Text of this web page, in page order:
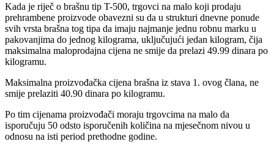
Kada je riječ o brašnu tip T-500, trgovci na malo koji prodaju
prehrambene proizvode obavezni su da u strukturi dnevne ponude
svih vrsta brašna tog tipa da imaju najmanje jednu robnu marku u
pakovanjima do jednog kilograma, uključujući jedan kilogram, čija
maksimalna maloprodajna cijena ne smije da prelazi 49.99 dinara po
kilogramu.
Maksimalna proizvođačka cijena brašna iz stava 1. ovog člana, ne
smije prelaziti 40.90 dinara po kilogramu.
Po tim cijenama proizvođači moraju trgovcima na malo da
isporučuju 50 odsto isporučenih količina na mjesečnom nivou u
odnosu na isti period prethodne godine.